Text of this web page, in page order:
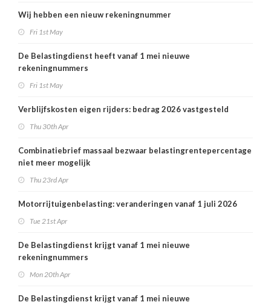
Wij hebben een nieuw rekeningnummer
Fri 1st May
De Belastingdienst heeft vanaf 1 mei nieuwe
rekeningnummers
Fri 1st May
Verblijfskosten eigen rijders: bedrag 2026 vastgesteld
Thu 30th Apr
Combinatiebrief massaal bezwaar belastingrentepercentage
niet meer mogelijk
Thu 23rd Apr
Motorrijtuigenbelasting: veranderingen vanaf 1 juli 2026
Tue 21st Apr
De Belastingdienst krijgt vanaf 1 mei nieuwe
rekeningnummers
Mon 20th Apr
De Belastingdienst krijgt vanaf 1 mei nieuwe